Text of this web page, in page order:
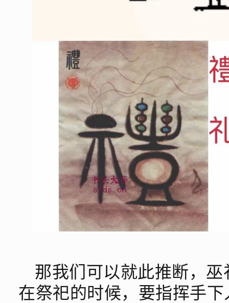
那我们可以就此推断，
在祭祀的时候，要指挥手